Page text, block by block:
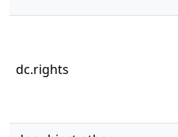
dc.rights